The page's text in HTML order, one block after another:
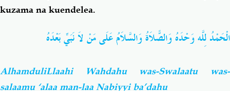
Familia-Jamii
Chemsha Bongo Vitabu
Mapishi
kuzama na kuendelea.
الْحَمْدُ لِلَّه وَحْدَهُ وَالصًّلاَةُ وَالسَّلاَمُ عَلَى مَنْ لاَ نَبَيِّ بَعْدَهُ
AlhamduliLlaahi Wahdahu was-Swalaatu was-
salaamu ‘alaa man-laa Nabiyyi ba’dahu